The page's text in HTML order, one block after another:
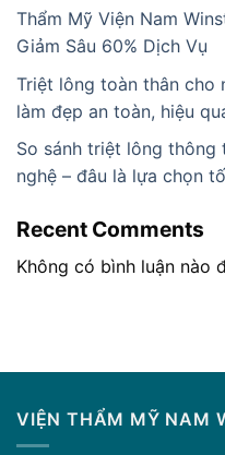
Thẩm Mỹ Viện Nam
Giảm Sâu 60% Dịch Vụ
Triệt lông toàn thân cho
làm đẹp an toàn, hiệu
So sánh triệt lông
nghệ – đâu là lựa chọn
Recent Comments
Không có bình luận nào
VIỆN THẨM MỸ NAM